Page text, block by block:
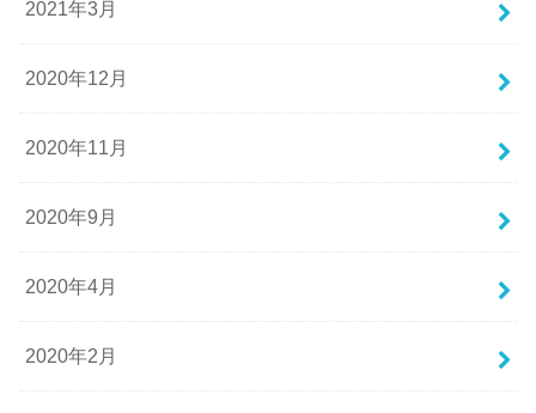
2021年3月
2020年12月
2020年11月
2020年9月
2020年4月
2020年2月